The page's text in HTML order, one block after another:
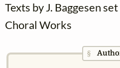
Texts by J. Baggesen
Choral Works
§